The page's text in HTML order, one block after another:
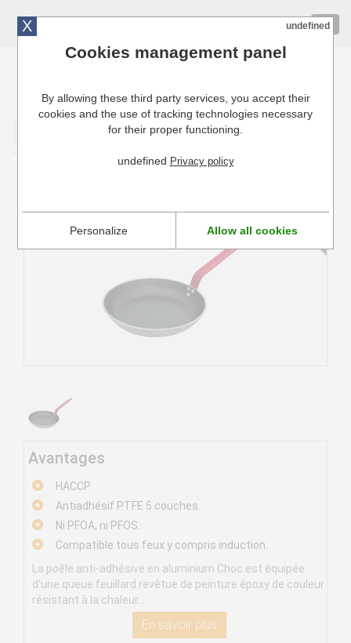
Cuisinresto: Ustensiles de cuisine pour professionnels
Avantages
HACCP.
Antiadhésif PTFE 5 couches.
Ni PFOA, ni PFOS.
Compatible tous feux y compris induction.
La poêle anti-adhésive en aluminium Choc est équipée
d'une queue feuillard revêtue de peinture époxy de couleur
résistant à la chaleur....
En savoir plus
X undefined
Cookies management panel
By allowing these third party services, you accept their
cookies and the use of tracking technologies necessary
for their proper functioning.
undefined Privacy policy
Personalize Allow all cookies